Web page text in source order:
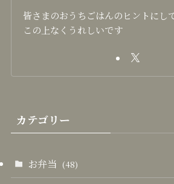
皆さまのおうちごはんのヒントにし
この上なくうれしいです
カテゴリー
お弁当 (48)